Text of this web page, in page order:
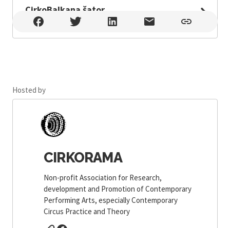
CirkoBalkana šator
CirkoBalkana šator , Zagreb
Hosted by
CIRKORAMA
Non-profit Association for Research,
development and Promotion of Contemporary
Performing Arts, especially Contemporary
Circus Practice and Theory